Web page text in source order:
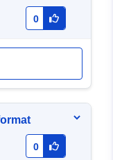
0
0